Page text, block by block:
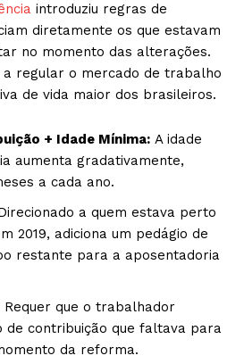
introduziu regras de
diretamente os que estavam
no momento das alterações.
a regular o mercado de trabalho
de vida maior dos brasileiros.
+ Idade Mínima: A idade
aumenta gradativamente,
a cada ano.
a quem estava perto
2019, adiciona um pedágio de
restante para a aposentadoria
Requer que o trabalhador
contribuição que faltava para
da reforma.